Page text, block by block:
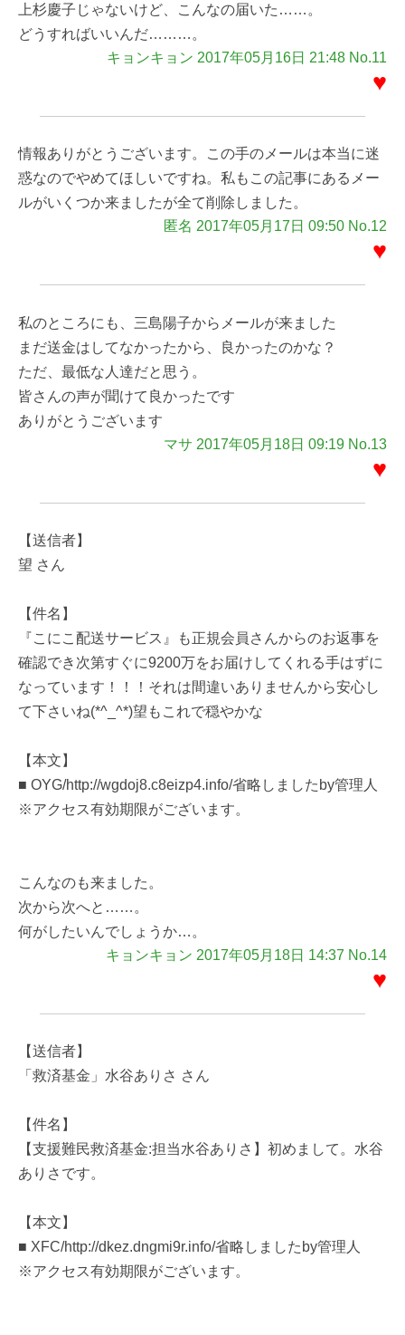
上杉慶子じゃないけど、こんなの届いた……。
どうすればいいんだ………。
キョンキョン 2017年05月16日 21:48 No.11
♥
情報ありがとうございます。この手のメールは本当に迷
惑なのでやめてほしいですね。私もこの記事にあるメー
ルがいくつか来ましたが全て削除しました。
匿名 2017年05月17日 09:50 No.12
♥
私のところにも、三島陽子からメールが来ました
まだ送金はしてなかったから、良かったのかな？
ただ、最低な人達だと思う。
皆さんの声が聞けて良かったです
ありがとうございます
マサ 2017年05月18日 09:19 No.13
♥
【送信者】
望 さん
【件名】
『こにこ配送サービス』も正規会員さんからのお返事を
確認でき次第すぐに9200万をお届けしてくれる手はずに
なっています！！！それは間違いありませんから安心し
て下さいね(*^_^*)望もこれで穏やかな
【本文】
■ OYG/http://wgdoj8.c8eizp4.info/省略しましたby管理人
※アクセス有効期限がございます。
こんなのも来ました。
次から次へと……。
何がしたいんでしょうか…。
キョンキョン 2017年05月18日 14:37 No.14
♥
【送信者】
「救済基金」水谷ありさ さん
【件名】
【支援難民救済基金:担当水谷ありさ】初めまして。水谷
ありさです。
【本文】
■ XFC/http://dkez.dngmi9r.info/省略しましたby管理人
※アクセス有効期限がございます。